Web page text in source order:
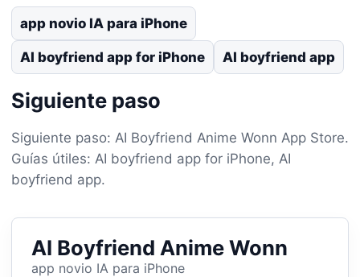
app novio IA para iPhone
AI boyfriend app for iPhone AI boyfriend app
Siguiente paso
Siguiente paso: AI Boyfriend Anime Wonn App Store.
Guías útiles: AI boyfriend app for iPhone, AI
boyfriend app.
AI Boyfriend Anime Wonn
app novio IA para iPhone